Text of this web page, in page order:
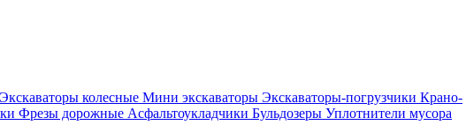
Экскаваторы колесные Мини экскаваторы Экскаваторы-погрузчики Крано-
Фрезы дорожные Асфальтоукладчики Бульдозеры Уплотнители мусора